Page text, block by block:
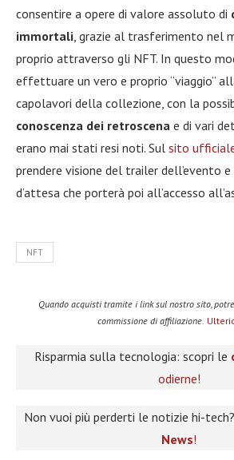
consentire a opere di valore assoluto di
immortali , grazie al trasferimento nel
proprio attraverso gli NFT. In questo
effettuare un vero e proprio “viaggio”
capolavori della collezione, con la
conoscenza dei retroscena e di vari
erano mai stati resi noti. Sul sito
prendere visione del trailer dell’evento
d’attesa che porterà poi all’accesso
NFT
Quando acquisti tramite i link sul nostro sito,
commissione di affiliazione.
Risparmia sulla tecnologia: scopri le
odierne!
Non vuoi più perderti le notizie hi-tech?
News!